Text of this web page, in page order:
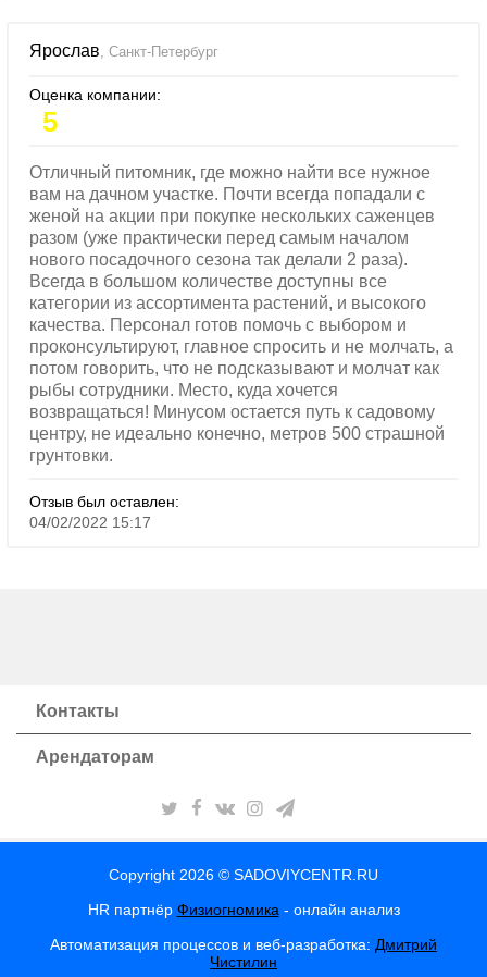
Ярослав, Санкт-Петербург
Оценка компании:
5
Отличный питомник, где можно найти все нужное
вам на дачном участке. Почти всегда попадали с
женой на акции при покупке нескольких саженцев
разом (уже практически перед самым началом
нового посадочного сезона так делали 2 раза).
Всегда в большом количестве доступны все
категории из ассортимента растений, и высокого
качества. Персонал готов помочь с выбором и
проконсультируют, главное спросить и не молчать, а
потом говорить, что не подсказывают и молчат как
рыбы сотрудники. Место, куда хочется
возвращаться! Минусом остается путь к садовому
центру, не идеально конечно, метров 500 страшной
грунтовки.
Отзыв был оставлен:
04/02/2022 15:17
Контакты
Арендаторам
Copyright 2026 © SADOVIYCENTR.RU
HR партнёр Физиогномика - онлайн анализ
Автоматизация процессов и веб-разработка: Дмитрий
Чистилин